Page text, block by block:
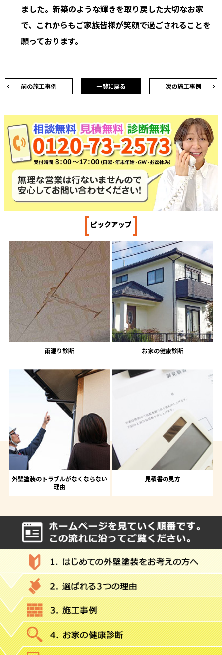
ました。新築のような輝きを取り戻した大切なお家
で、これからもご家族皆様が笑顔で過ごされることを
願っております。
前の施工事例 次の施工事例
一覧に戻る
[ピックアップ]
雨漏り診断 お家の健康診断
外壁塗装のトラブルがなくならない
理由
見積書の見方